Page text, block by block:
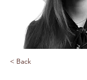
< Back